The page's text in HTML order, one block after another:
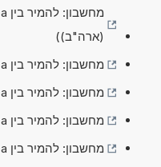
(ארה"ב))
מחשבון: להמיר בין ca לבין da (סנטיאר לבין דציאר)
מחשבון: להמיר בין ca לבין a (סנטיאר לבין אר)
מחשבון: להמיר בין ca לבין Rai (סנטיאר לבין Rai)
מחשבון: להמיר בין ca לבין ha (סנטיאר לבין הקטאר)